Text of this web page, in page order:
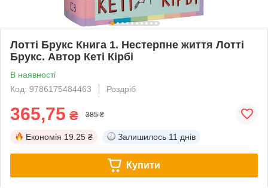
Лотті Брукс Книга 1. Нестерпне життя Лотті
Брукс. Автор Кеті Кірбі
В наявності
Код: 9786175484463
Роздріб
365,75 ₴ 385 ₴
Економія 19.25 ₴ Залишилось 11 днів
Купити